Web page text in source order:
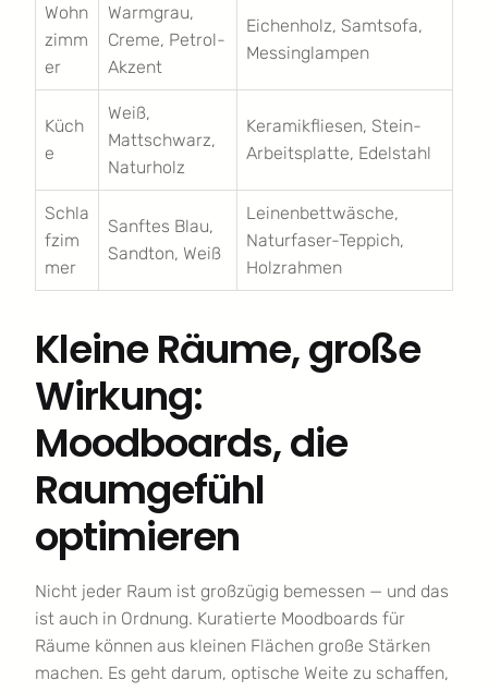
Wohn
zimm
er
Warmgrau,
Creme, Petrol-
Akzent
Eichenholz, Samtsofa,
Messinglampen
Küch
e
Weiß,
Mattschwarz,
Naturholz
Keramikfliesen, Stein-
Arbeitsplatte, Edelstahl
Schla
fzim
mer
Sanftes Blau,
Sandton, Weiß
Leinenbettwäsche,
Naturfaser-Teppich,
Holzrahmen
Kleine Räume, große
Wirkung:
Moodboards, die
Raumgefühl
optimieren
Nicht jeder Raum ist großzügig bemessen — und das
ist auch in Ordnung. Kuratierte Moodboards für
Räume können aus kleinen Flächen große Stärken
machen. Es geht darum, optische Weite zu schaffen,